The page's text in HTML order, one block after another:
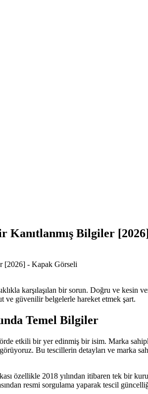
Kanıtlanmış Bilgiler [2026]
karşılaşılan bir sorun. Doğru ve
ve güvenilir belgelerle hareket etmek şart.
Temel Bilgiler
etkili bir yer edinmiş bir isim. Marka
Bu tescillerin detayları ve
özellikle 2018 yılından itibaren tek bir
resmi sorgulama yaparak tescil